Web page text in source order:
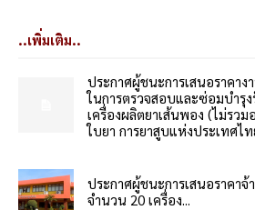
..เพิ่มเติม..
ประกาศผู้ชนะการเสนอราคา
ในการตรวจสอบและซ่อมบำรุง
เครื่องผลิตยาเส้นพอง (ไม่รว
ใบยา การยาสูบแห่งประเทศไท
ประกาศผู้ชนะการเสนอราคาจ้
จำนวน 20 เครื่อง...